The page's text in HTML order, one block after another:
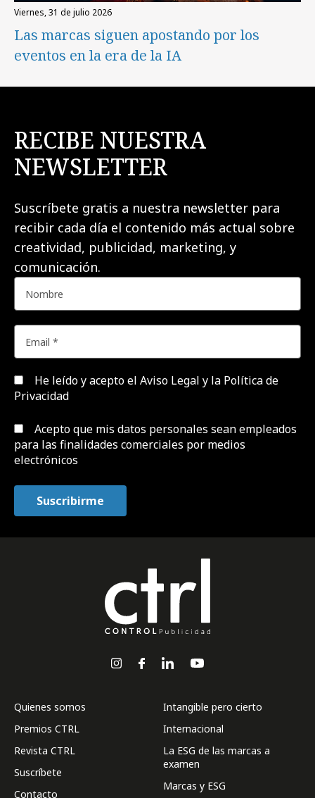
viernes, 31 de julio 2026
Las marcas siguen apostando por los
eventos en la era de la IA
RECIBE NUESTRA
NEWSLETTER
Suscríbete gratis a nuestra newsletter para
recibir cada día el contenido más actual sobre
creatividad, publicidad, marketing, y
comunicación.
He leído y acepto el Aviso Legal y la Política de
Privacidad
Acepto que mis datos personales sean empleados
para las finalidades comerciales por medios
electrónicos
Quienes somos
Premios CTRL
Revista CTRL
Suscríbete
Contacto
Intangible pero cierto
Internacional
La ESG de las marcas a
examen
Marcas y ESG